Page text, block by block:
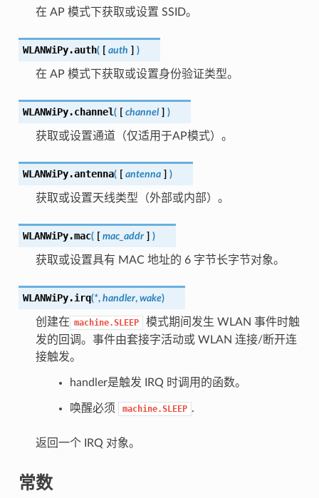
在 AP 模式下获取或设置 SSID。
WLANWiPy.auth( [ auth ] )
在 AP 模式下获取或设置身份验证类型。
WLANWiPy.channel( [ channel ] )
获取或设置通道（仅适用于AP模式）。
WLANWiPy.antenna( [ antenna ] )
获取或设置天线类型（外部或内部）。
WLANWiPy.mac( [ mac_addr ] )
获取或设置具有 MAC 地址的 6 字节长字节对象。
WLANWiPy.irq(*, handler, wake)
创建在 machine.SLEEP
模式期间发生 WLAN 事件时触
发的回调。事件由套接字活动或 WLAN 连接/断开连
接触发。
handler是触发 IRQ 时调用的函数。
唤醒必须 machine.SLEEP .
返回一个 IRQ 对象。
常数